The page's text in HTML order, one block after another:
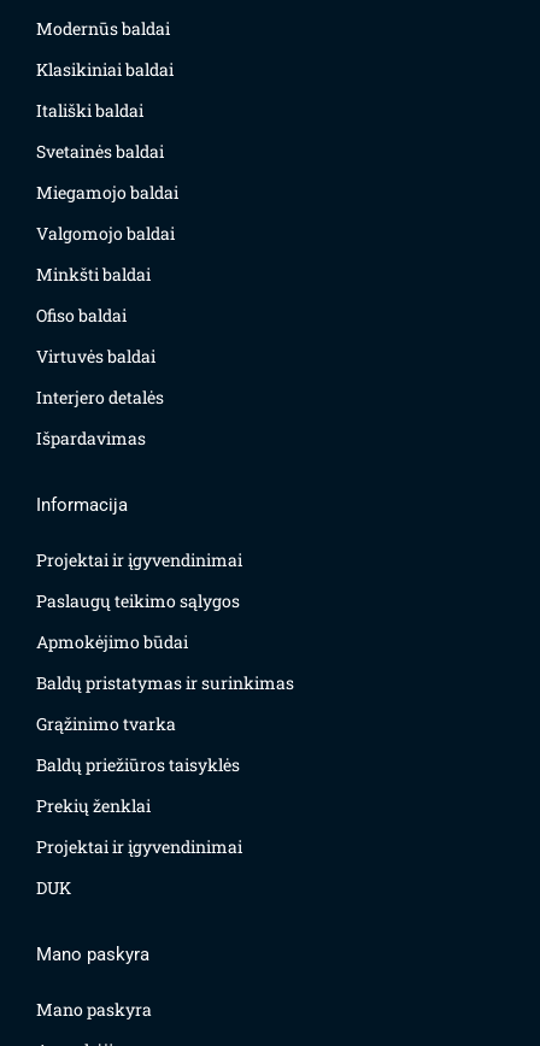
Modernūs baldai
Klasikiniai baldai
Itališki baldai
Svetainės baldai
Miegamojo baldai
Valgomojo baldai
Minkšti baldai
Ofiso baldai
Virtuvės baldai
Interjero detalės
Išpardavimas
Informacija
Projektai ir įgyvendinimai
Paslaugų teikimo sąlygos
Apmokėjimo būdai
Baldų pristatymas ir surinkimas
Grąžinimo tvarka
Baldų priežiūros taisyklės
Prekių ženklai
Projektai ir įgyvendinimai
DUK
Mano paskyra
Mano paskyra